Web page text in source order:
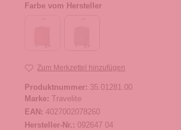
Farbe vom Hersteller
Zum Merkzettel hinzufügen
Produktnummer: 35.01281.00
Marke: Travelite
EAN: 4027002078260
Hersteller-Nr.: 092647 04